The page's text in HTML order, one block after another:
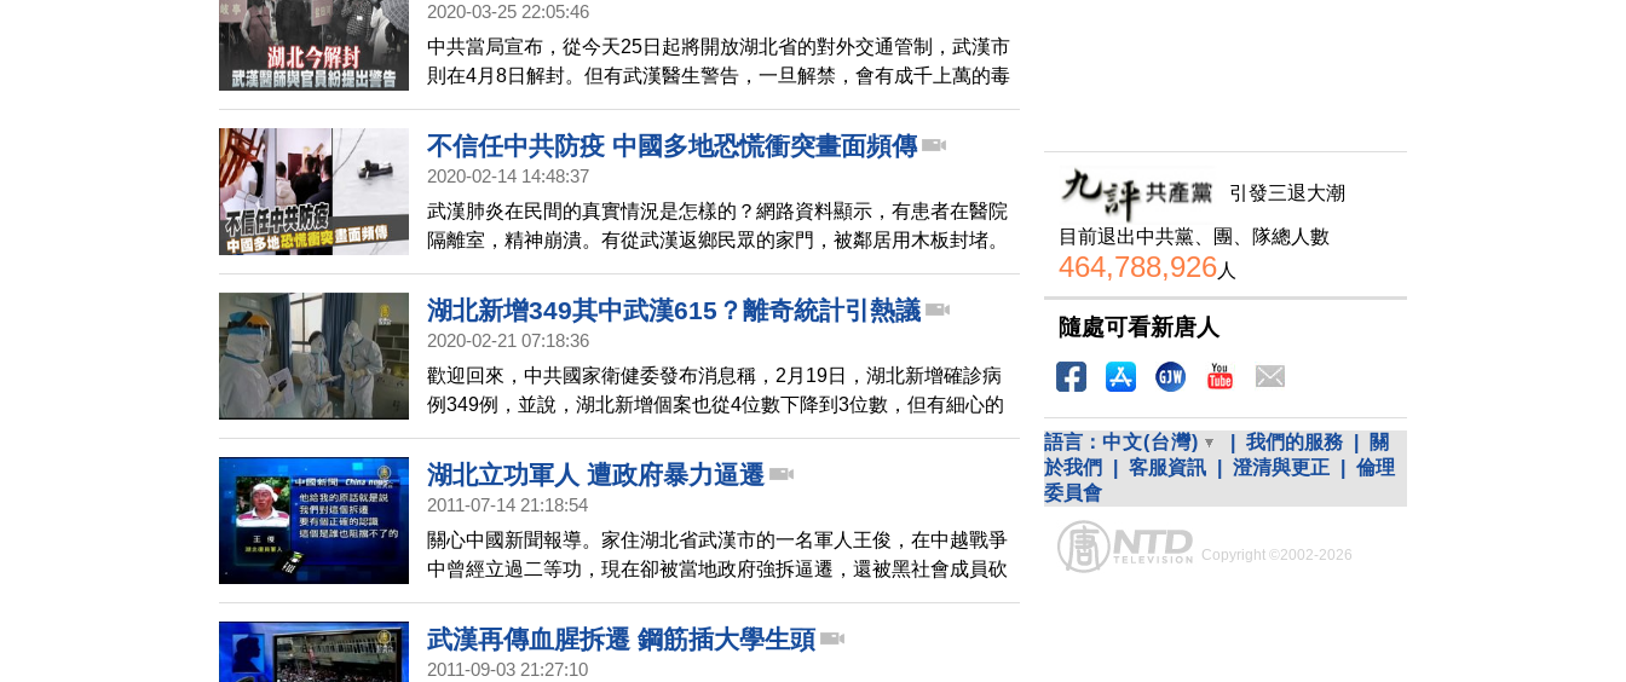
2020-03-25 22:05:46
中共當局宣布，從今天25日起將開放湖北省的對外交通管制，武漢市
則在4月8日解封。但有武漢醫生警告，一旦解禁，會有成千上萬的毒
源在外遊蕩，當地的書記也私下透露，看似情況轉好，其實不是那麼
回事。
不信任中共防疫 中國多地恐慌衝突畫面頻傳
2020-02-14 14:48:37
武漢肺炎在民間的真實情況是怎樣的？網路資料顯示，有患者在醫院
隔離室，精神崩潰。有從武漢返鄉民眾的家門，被鄰居用木板封堵。
一些湖北村民因面臨斷糧，向湖南偷渡。來看報導。
湖北新增349其中武漢615？離奇統計引熱議
2020-02-21 07:18:36
歡迎回來，中共國家衛健委發布消息稱，2月19日，湖北新增確診病
例349例，並說，湖北新增個案也從4位數下降到3位數，但有細心的
網友發現，19日武漢市、隨州市、襄陽市、十堰市及仙桃市的新增確
診病例都有增加，光是武漢市，就有615宗，遠遠高於全省的349例的
新增確診數字，再次引起中共數據造假的批評聲浪。中共官媒解釋，
的統計標準在7天之內又發生反轉。但網民質疑，中共把今天新增的數
字，減掉昨天之前所謂的核減數，然後對外稱新增的感染者有下降，
根本就不合理。
湖北立功軍人 遭政府暴力逼遷
2011-07-14 21:18:54
關心中國新聞報導。家住湖北省武漢市的一名軍人王俊，在中越戰爭
中曾經立過二等功，現在卻被當地政府強拆逼遷，還被黑社會成員砍
成重傷。王俊申訴無門，他認為現在的政府是公然與人民為敵。
武漢再傳血腥拆遷 鋼筋插大學生頭
2011-09-03 21:27:10
引發三退大潮
目前退出中共黨、團、隊總人數
464,788,926人
隨處可看新唐人
語言： 中文(台灣) 我們的服務
關
於我們
客服資訊 澄清與更正
倫理
委員會
Copyright ©2002-2026